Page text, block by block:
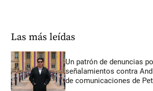
Las más leídas
Un patrón de denuncias
señalamientos contra
de comunicaciones de